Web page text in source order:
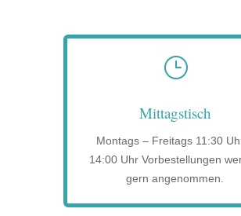
}
Mittagstisch
Montags – Freitags 11:30
14:00 Uhr Vorbestellungen
gern angenommen.